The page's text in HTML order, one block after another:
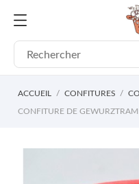
ACCUEIL CONFITURES
CONFITURE DE